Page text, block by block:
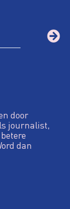
door
journalist,
dan